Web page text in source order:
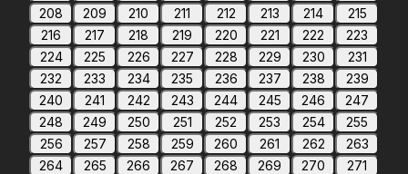
208
209 210 211 212 213 214
215
216
217 218 219 220 221 222
223
224
225 226 227 228 229 230
231
232
233 234 235 236 237 238
239
240
241 242 243 244 245 246
247
248
249 250 251 252 253 254
255
256
257 258 259 260 261 262
263
264
265 266 267 268 269 270
271